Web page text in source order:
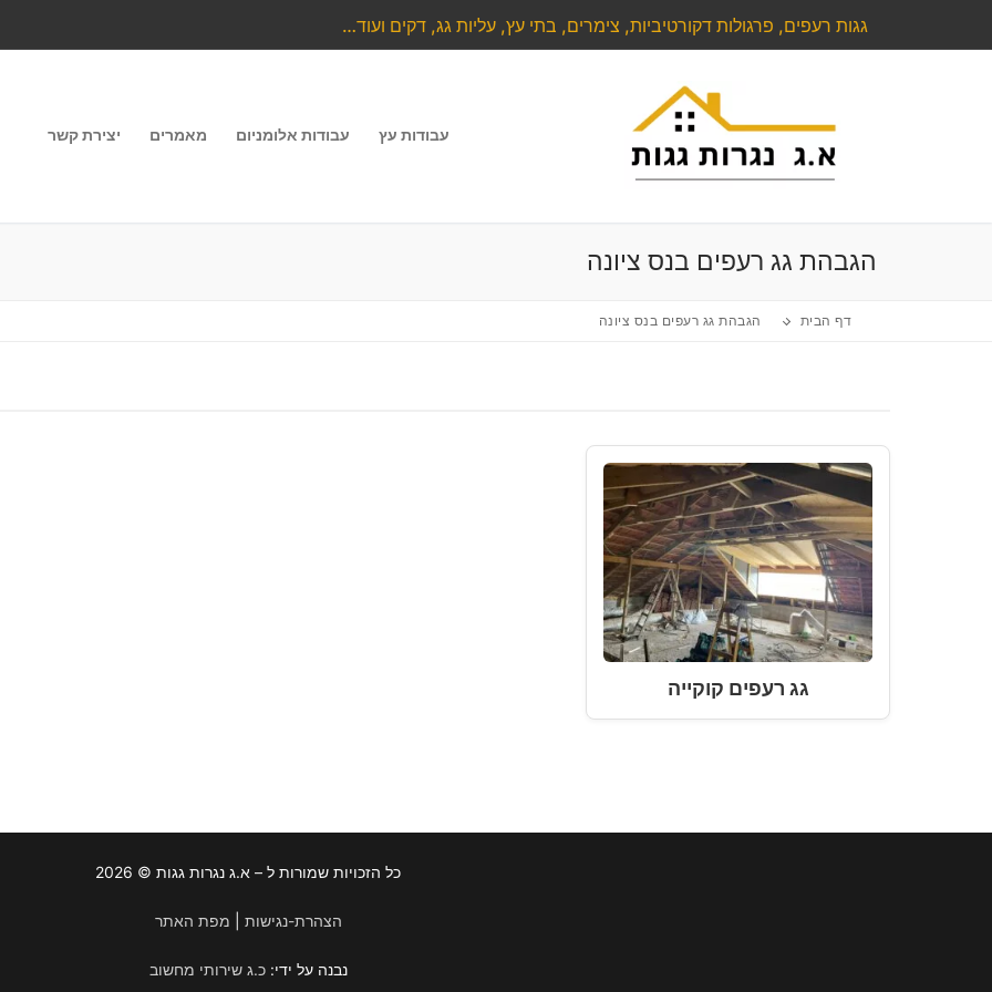
לתוכן
גגות רעפים, פרגולות דקורטיביות, צימרים, בתי עץ, עליות גג, דקים ועוד…
יצירת קשר מאמרים עבודות אלומניום עבודות עץ
הגבהת גג רעפים בנס ציונה
דף הבית הגבהת גג רעפים בנס ציונה
גג רעפים קוקייה
כל הזכויות שמורות ל – א.ג נגרות גגות © 2026
הצהרת-נגישות מפת האתר
נבנה על ידי:כ.ג שירותי מחשוב